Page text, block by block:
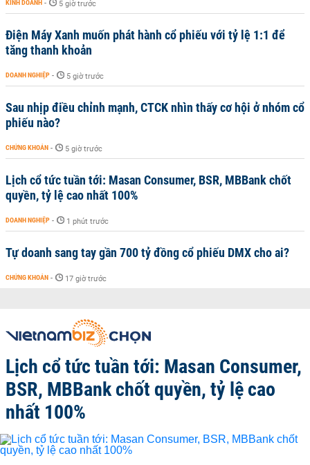
KINH DOANH - 5 giờ trước
Điện Máy Xanh muốn phát hành cổ phiếu với tỷ lệ 1:1 để
tăng thanh khoản
DOANH NGHIỆP - 5 giờ trước
Sau nhịp điều chỉnh mạnh, CTCK nhìn thấy cơ hội ở nhóm cổ
phiếu nào?
CHỨNG KHOÁN - 5 giờ trước
Lịch cổ tức tuần tới: Masan Consumer, BSR, MBBank chốt
quyền, tỷ lệ cao nhất 100%
DOANH NGHIỆP - 1 phút trước
Tự doanh sang tay gần 700 tỷ đồng cổ phiếu DMX cho ai?
CHỨNG KHOÁN - 17 giờ trước
Lịch cổ tức tuần tới: Masan Consumer,
BSR, MBBank chốt quyền, tỷ lệ cao
nhất 100%